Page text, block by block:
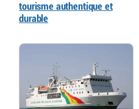
tourisme authentique et
durable